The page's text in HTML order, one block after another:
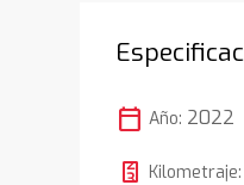
calendar_today Año: 2022
Kilometraje: